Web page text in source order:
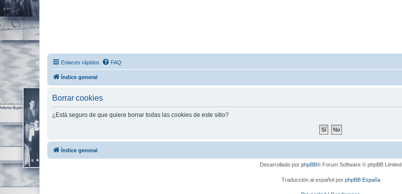
Enlaces rápidos FAQ
Índice general
Borrar cookies
¿Está seguro de que quiere borrar todas las cookies de este sitio?
Índice general
Desarrollado por phpBB® Forum Software © phpBB Limited
Traducción al español por phpBB España